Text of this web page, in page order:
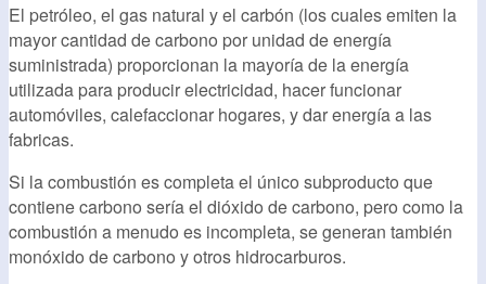
El petróleo, el gas natural y el carbón (los cuales emiten la
mayor cantidad de carbono por unidad de energía
suministrada) proporcionan la mayoría de la energía
utilizada para producir electricidad, hacer funcionar
automóviles, calefaccionar hogares, y dar energía a las
fabricas.
Si la combustión es completa el único subproducto que
contiene carbono sería el dióxido de carbono, pero como la
combustión a menudo es incompleta, se generan también
monóxido de carbono y otros hidrocarburos.